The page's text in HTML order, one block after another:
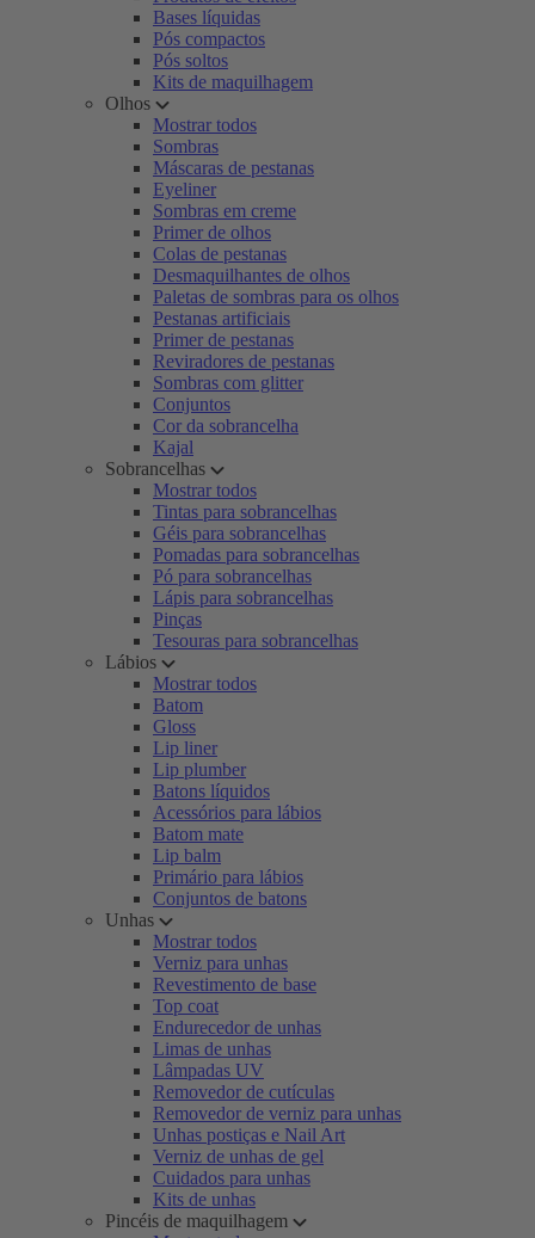
Bases líquidas
Pós compactos
Pós soltos
Kits de maquilhagem
Olhos
Mostrar todos
Sombras
Máscaras de pestanas
Eyeliner
Sombras em creme
Primer de olhos
Colas de pestanas
Desmaquilhantes de olhos
Paletas de sombras para os olhos
Pestanas artificiais
Primer de pestanas
Reviradores de pestanas
Sombras com glitter
Conjuntos
Cor da sobrancelha
Kajal
Sobrancelhas
Mostrar todos
Tintas para sobrancelhas
Géis para sobrancelhas
Pomadas para sobrancelhas
Pó para sobrancelhas
Lápis para sobrancelhas
Pinças
Tesouras para sobrancelhas
Lábios
Mostrar todos
Batom
Gloss
Lip liner
Lip plumber
Batons líquidos
Acessórios para lábios
Batom mate
Lip balm
Primário para lábios
Conjuntos de batons
Unhas
Mostrar todos
Verniz para unhas
Revestimento de base
Top coat
Endurecedor de unhas
Limas de unhas
Lâmpadas UV
Removedor de cutículas
Removedor de verniz para unhas
Unhas postiças e Nail Art
Verniz de unhas de gel
Cuidados para unhas
Kits de unhas
Pincéis de maquilhagem